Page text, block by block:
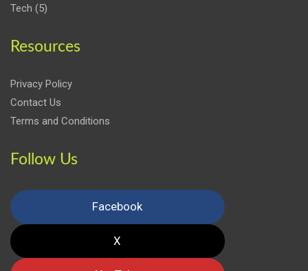
Tech (5)
Resources
Privacy Policy
Contact Us
Terms and Conditions
Follow Us
Facebook
X